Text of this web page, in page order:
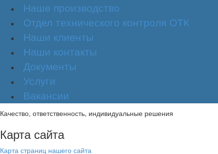
Наше производство
Отдел технического контроля ОТК
Наши клиенты
Наши контакты
Документы
Услуги
Вакансии
Качество, ответственность, индивидуальные решения
Карта сайта
Карта страниц нашего сайта